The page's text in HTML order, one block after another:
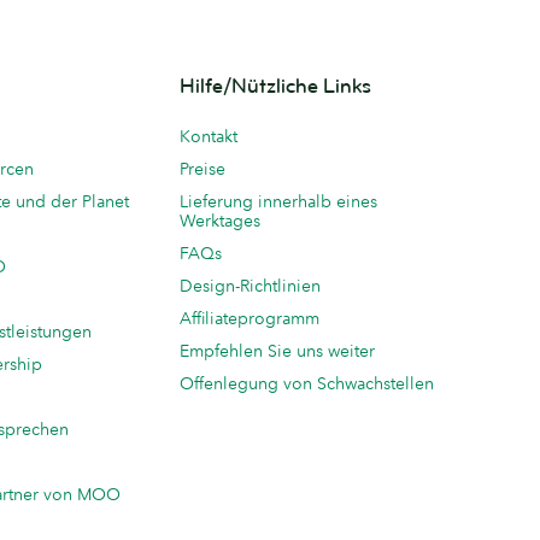
und der Planet
von MOO
Hilfe/Nützliche Links
Kontakt
Preise
Lieferung innerhalb eines
Werktages
FAQs
Design-Richtlinien
Affiliateprogramm
Empfehlen Sie uns weiter
Offenlegung von Schwachstellen